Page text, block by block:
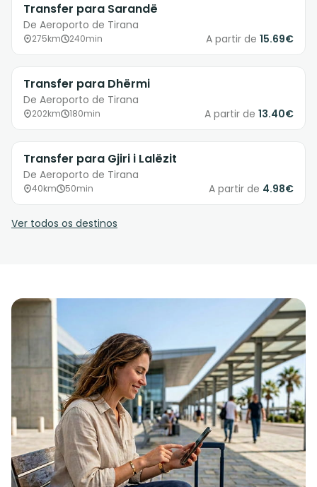
Transfer para Sarandë
De Aeroporto de Tirana
275km 240min A partir de 15.69€
Transfer para Dhërmi
De Aeroporto de Tirana
202km 180min A partir de 13.40€
Transfer para Gjiri i Lalëzit
De Aeroporto de Tirana
40km 50min A partir de 4.98€
Ver todos os destinos